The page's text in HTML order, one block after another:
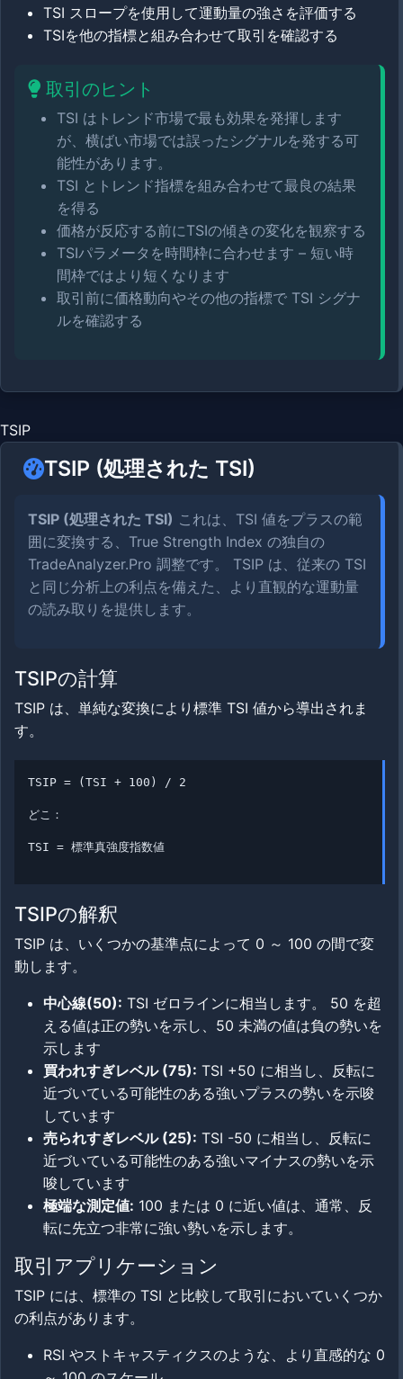
TSI スロープを使用して運動量の強さを評価する
TSIを他の指標と組み合わせて取引を確認する
取引のヒント
TSI はトレンド市場で最も効果を発揮します
が、横ばい市場では誤ったシグナルを発する可
能性があります。
TSI とトレンド指標を組み合わせて最良の結果
を得る
価格が反応する前にTSIの傾きの変化を観察する
TSIパラメータを時間枠に合わせます – 短い時
間枠ではより短くなります
取引前に価格動向やその他の指標で TSI シグナ
ルを確認する
TSIP
TSIP (処理された TSI)
TSIP (処理された TSI) これは、TSI 値をプラスの範
囲に変換する、True Strength Index の独自の
TradeAnalyzer.Pro 調整です。 TSIP は、従来の TSI
と同じ分析上の利点を備えた、より直観的な運動量
の読み取りを提供します。
TSIPの計算
TSIP は、単純な変換により標準 TSI 値から導出されま
す。
TSIP = (TSI + 100) / 2
どこ：
TSI = 標準真強度指数値
TSIPの解釈
TSIP は、いくつかの基準点によって 0 ～ 100 の間で変
動します。
中心線(50): TSI ゼロラインに相当します。 50 を超
える値は正の勢いを示し、50 未満の値は負の勢いを
示します
買われすぎレベル (75): TSI +50 に相当し、反転に
近づいている可能性のある強いプラスの勢いを示唆
しています
売られすぎレベル (25): TSI -50 に相当し、反転に
近づいている可能性のある強いマイナスの勢いを示
唆しています
極端な測定値: 100 または 0 に近い値は、通常、反
転に先立つ非常に強い勢いを示します。
取引アプリケーション
TSIP には、標準の TSI と比較して取引においていくつか
の利点があります。
RSI やストキャスティクスのような、より直感的な 0